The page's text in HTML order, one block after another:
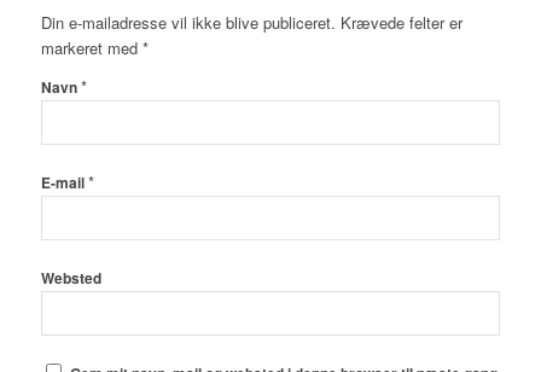
Din e-mailadresse vil ikke blive publiceret. Krævede felter er
markeret med *
Navn*
E-mail*
Websted